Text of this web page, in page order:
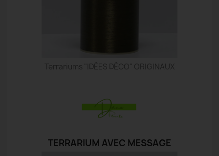
Terrariums "IDÉES DÉCO" ORIGINAUX
TERRARIUM AVEC MESSAGE